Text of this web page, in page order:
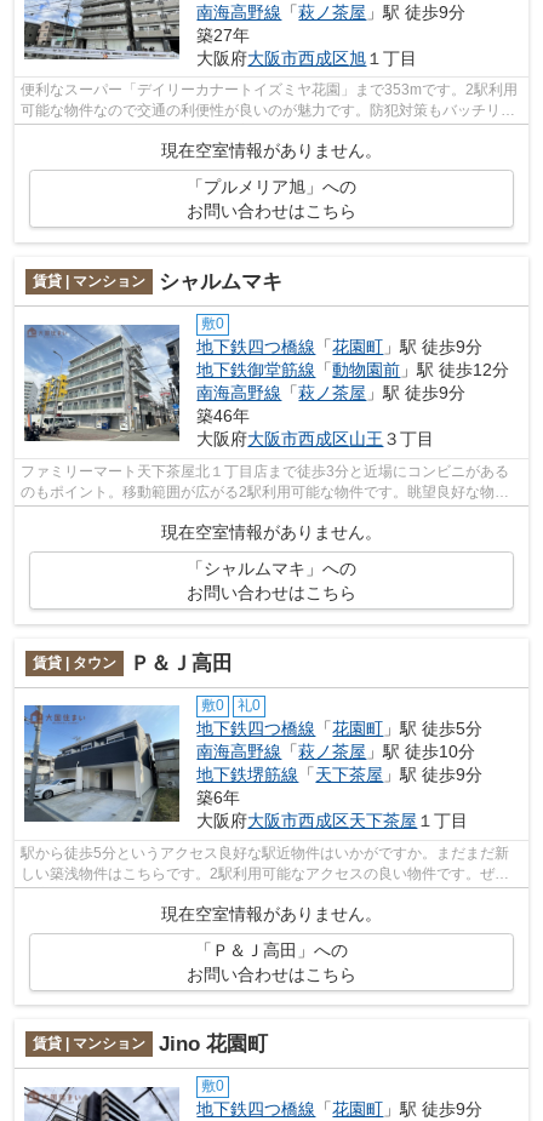
南海高野線 「萩ノ茶屋 」駅 徒歩9分
築27年
大阪府大阪市西成区旭 １丁目
便利なスーパー「デイリーカナートイズミヤ花園」まで353mです。2駅利用
可能な物件なので交通の利便性が良いのが魅力です。防犯対策もバッチリな
現在空室情報がありません。
「プルメリア旭」への
お問い合わせはこちら
賃貸 | マンション シャルムマキ
敷0
地下鉄四つ橋線 「花園町 」駅 徒歩9分
地下鉄御堂筋線 「動物園前 」駅 徒歩12分
南海高野線 「萩ノ茶屋 」駅 徒歩9分
築46年
大阪府大阪市西成区山王 ３丁目
ファミリーマート天下茶屋北１丁目店まで徒歩3分と近場にコンビニがある
のもポイント。移動範囲が広がる2駅利用可能な物件です。眺望良好な物件
現在空室情報がありません。
「シャルムマキ」への
お問い合わせはこちら
賃貸 | タウン Ｐ＆Ｊ高田
敷0 礼0
地下鉄四つ橋線 「花園町 」駅 徒歩5分
南海高野線 「萩ノ茶屋 」駅 徒歩10分
地下鉄堺筋線 「天下茶屋 」駅 徒歩9分
築6年
大阪府大阪市西成区天下茶屋 １丁目
駅から徒歩5分というアクセス良好な駅近物件はいかがですか。まだまだ新
しい築浅物件はこちらです。2駅利用可能なアクセスの良い物件です。ぜひ
一度見ていただきたい、「P&J高田」...
現在空室情報がありません。
「Ｐ＆Ｊ高田」への
お問い合わせはこちら
賃貸 | マンション Jino 花園町
敷0
地下鉄四つ橋線 「花園町 」駅 徒歩9分